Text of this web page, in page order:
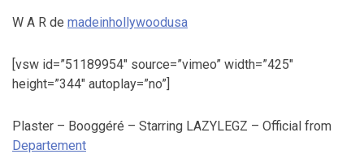
W A R de madeinhollywoodusa
[vsw id=”51189954″ source=”vimeo” width=”425″
height=”344″ autoplay=”no”]
Plaster – Booggéré – Starring LAZYLEGZ – Official from
Departement